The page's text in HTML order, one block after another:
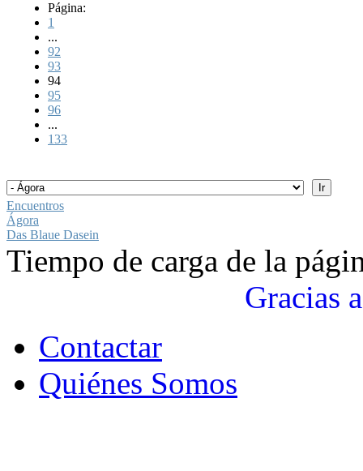
Página:
1
...
92
93
94
95
96
...
133
Encuentros
Ágora
Das Blaue Dasein
Tiempo de carga de la
Gracias a
Contactar
Quiénes Somos